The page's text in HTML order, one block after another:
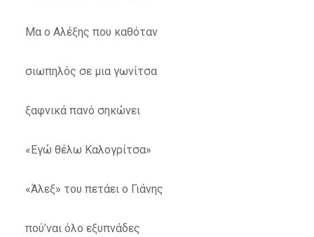
Μα ο Αλέξης που καθόταν
σιωπηλός σε μια γωνίτσα
ξαφνικά πανό σηκώνει
«Εγώ θέλω Καλογρίτσα»
«Άλεξ» του πετάει ο Γιάνης
πού’ναι όλο εξυπνάδες